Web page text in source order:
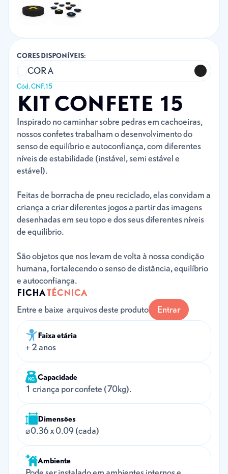
Cód. CNF.15
KIT CONFETE 15
Inspirado no caminhar sobre pedras em cachoeiras,
nossos confetes trabalham o desenvolvimento do
senso de equilíbrio e autoconfiança, com diferentes
níveis de estabilidade (instável, semi estável e
estável).
Feitas de borracha de pneu reciclado, elas convidam a
criança a criar diferentes jogos a partir das imagens
desenhadas em seu topo e dos seus diferentes níveis
de equilíbrio.
São objetos que nos levam de volta à nossa condição
humana, fortalecendo o senso de distância, equilíbrio
e autoconfiança.
CORES DISPONÍVEIS:
COR A
FICHATÉCNICA
Entre e baixe arquivos deste produto
Entrar
Faixa etária
+ 2 anos
Capacidade
1 criança por confete (70kg).
Dimensões
⌀0.36 x 0.09 (cada)
Ambiente